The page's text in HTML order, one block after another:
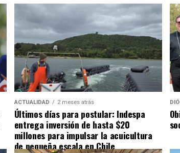
ACTUALIDAD 2 meses atrás
Últimos días para postular: Indespa
entrega inversión de hasta $20
millones para impulsar la acuicultura
de pequeña escala en Chile